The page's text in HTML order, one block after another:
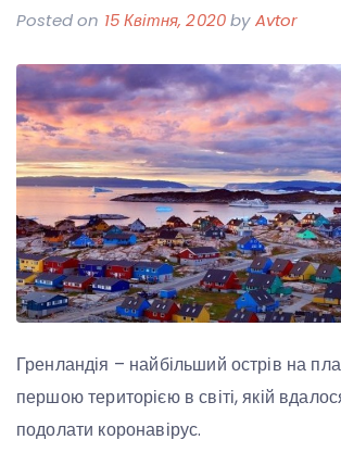
Posted on 15 Квітня, 2020byAvtor
Гренландія – найбільший острів на
першою територією в світі, якій
подолати коронавірус.